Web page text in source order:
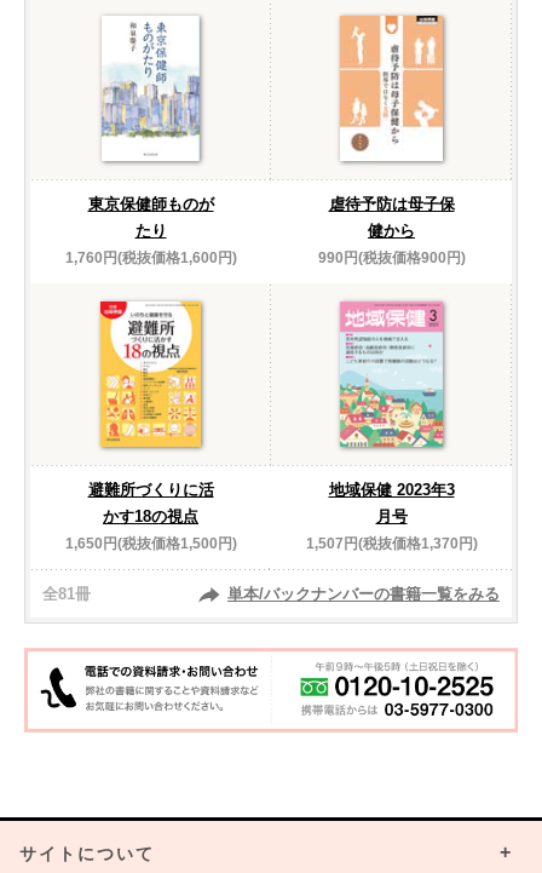
東京保健師ものが
たり
1,760円(税抜価格1,600円)
虐待予防は母子保
健から
990円(税抜価格900円)
避難所づくりに活
かす18の視点
1,650円(税抜価格1,500円)
地域保健 2023年3
月号
1,507円(税抜価格1,370円)
全81冊 単本/バックナンバーの書籍一覧をみる
サイトについて